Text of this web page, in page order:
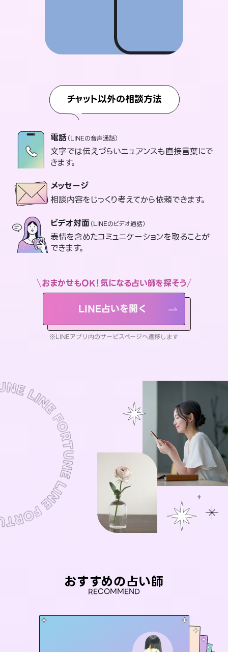
チャット以外の相談方法
電話（LINEの音声通話）
文字では伝えづらいニュアンスも直接言葉にで
きます。
メッセージ
相談内容をじっくり考えてから依頼できます。
ビデオ対面（LINEのビデオ通話）
表情を含めたコミュニケーションを取ることが
できます。
おまかせもOK！気になる占い師を探そう
LINE占いを開く
※LINEアプリ内のサービスページへ遷移します
おすすめの占い師
RECOMMEND